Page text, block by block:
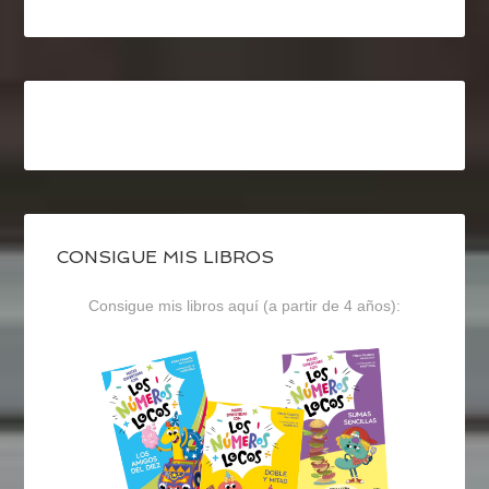
CONSIGUE MIS LIBROS
Consigue mis libros aquí (a partir de 4 años):